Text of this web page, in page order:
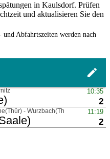
in Kaulsdorf. Prüfen
und aktualisieren Sie den
Abfahrtszeiten werden nach